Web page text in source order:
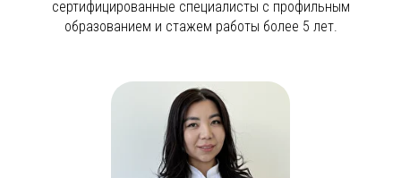
сертифицированные специалисты с профильным
образованием и стажем работы более 5 лет.